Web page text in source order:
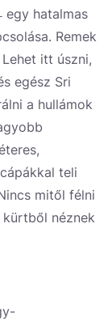
hatalmas
Remek
itt úszni,
egész Sri
a hullámok
teli
mitől félni
néznek